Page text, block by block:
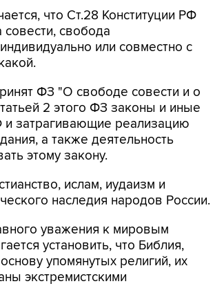
что Ст.28 Конституции РФ
свобода
или совместно с
ФЗ "О свободе совести и о
2 этого ФЗ законы и иные
затрагивающие реализацию
а также деятельность
этому закону.
ислам, иудаизм и
наследия народов России.
уважения к мировым
установить, что Библия,
упомянутых религий, их
экстремистскими